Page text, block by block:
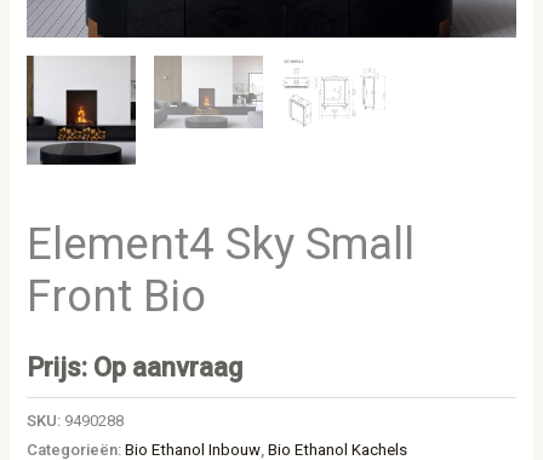
Element4 Sky Small
Front Bio
Prijs: Op aanvraag
SKU: 9490288
Categorieën:Bio Ethanol Inbouw ,Bio Ethanol Kachels